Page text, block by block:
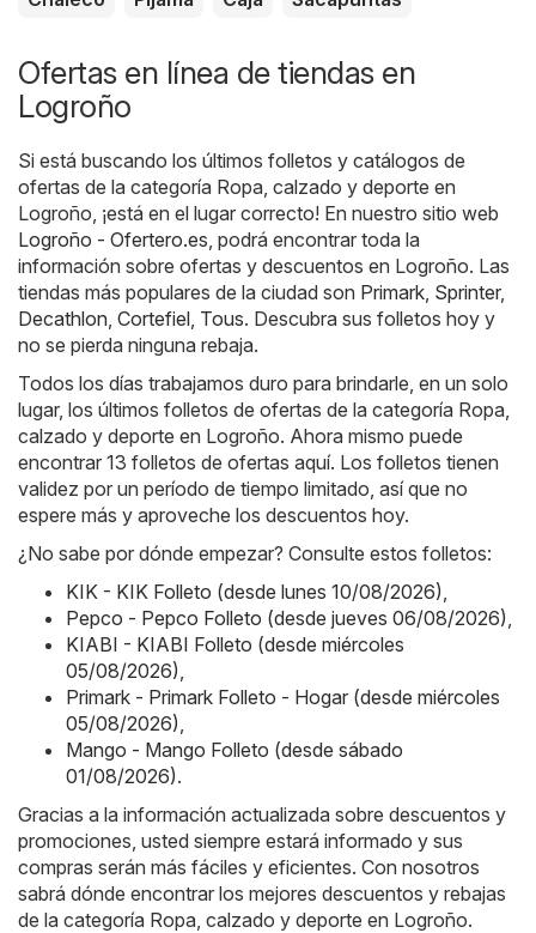
Ofertas en línea de tiendas en
Logroño
Si está buscando los últimos folletos y catálogos de
ofertas de la categoría Ropa, calzado y deporte en
Logroño, ¡está en el lugar correcto! En nuestro sitio web
Logroño - Ofertero.es , podrá encontrar toda la
información sobre ofertas y descuentos en Logroño. Las
tiendas más populares de la ciudad son Primark Sprinter,
Decathlon Cortefiel Tous. Descubra sus folletos hoy y
no se pierda ninguna rebaja.
Todos los días trabajamos duro para brindarle, en un solo
lugar, los últimos folletos de ofertas de la categoría Ropa,
calzado y deporte en Logroño. Ahora mismo puede
encontrar 13 folletos de ofertas aquí. Los folletos tienen
validez por un período de tiempo limitado, así que no
espere más y aproveche los descuentos hoy.
¿No sabe por dónde empezar? Consulte estos folletos:
KIK - KIK Folleto (desde lunes 10/08/2026)
Pepco - Pepco Folleto (desde jueves 06/08/2026)
KIABI - KIABI Folleto (desde miércoles
05/08/2026)
Primark - Primark Folleto - Hogar (desde miércoles
05/08/2026)
Mango - Mango Folleto (desde sábado
01/08/2026).
Gracias a la información actualizada sobre descuentos y
promociones, usted siempre estará informado y sus
compras serán más fáciles y eficientes. Con nosotros
sabrá dónde encontrar los mejores descuentos y rebajas
de la categoría Ropa, calzado y deporte en Logroño.